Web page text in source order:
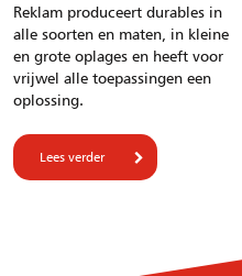
Reklam produceert durables in
alle soorten en maten, in kleine
en grote oplages en heeft voor
vrijwel alle toepassingen een
oplossing.
Lees verder